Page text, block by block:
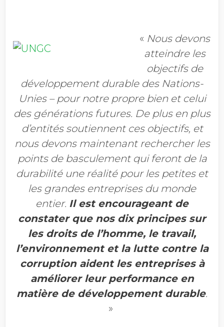
« Nous devons
atteindre les
objectifs de
développement durable des Nations-
Unies – pour notre propre bien et celui
des générations futures. De plus en plus
d’entités soutiennent ces objectifs, et
nous devons maintenant rechercher les
points de basculement qui feront de la
durabilité une réalité pour les petites et
les grandes entreprises du monde
entier. Il est encourageant de
constater que nos dix principes sur
les droits de l’homme, le travail,
l’environnement et la lutte contre la
corruption aident les entreprises à
améliorer leur performance en
matière de développement durable.
»